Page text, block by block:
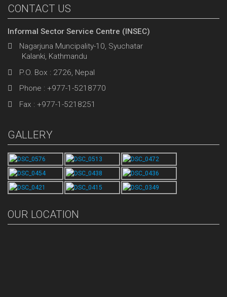
CONTACT US
Informal Sector Service Centre (INSEC)
Nagarjuna Muncipality-10, Syuchatar
Kalanki, Kathmandu
P.O. Box : 2726, Nepal
Phone : +977-1-5218770
Fax : +977-1-5218251
GALLERY
OUR LOCATION